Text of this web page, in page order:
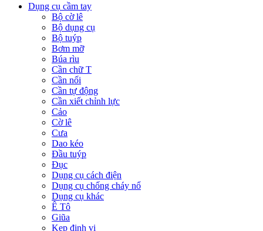
Dụng cụ cầm tay
Bộ cờ lê
Bộ dụng cụ
Bộ tuýp
Bơm mỡ
Búa rìu
Cần chữ T
Cần nối
Cần tự động
Cần xiết chỉnh lực
Cảo
Cờ lê
Cưa
Dao kéo
Đầu tuýp
Đục
Dụng cụ cách điện
Dụng cụ chống cháy nổ
Dụng cụ khác
Ê Tô
Giũa
Kẹp định vị